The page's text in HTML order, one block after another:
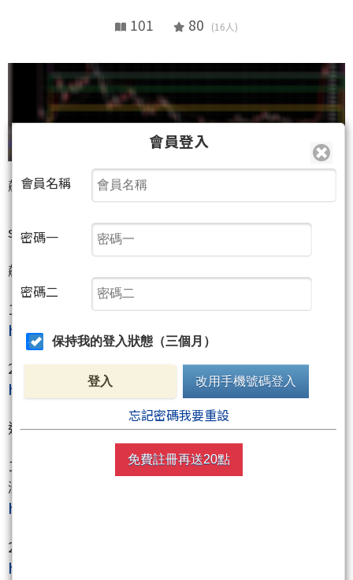
101 80 (16人)
飆股狂想曲─家登(3680)
stockliao自訂戶專屬選股，帶你走進飆股的狂想世界
飆股狂想曲系列飆股:
1.飆股狂想曲─楠梓電(2316)
https://www.wearn.com/bbs/t1007136.html
2.飆股狂想曲─和進(3191)
https://www.wearn.com/bbs/t1007139.html
近期精采好文回顧:
1. 我們與飆股的距離: 從22.8漲到62.8接近200%的飆
漲!!
https://www.wearn.com/bbs/t1005734.html
2. 你知道的一切都是假的: 主流論述與獨門絕技的辯證
https://www.wearn.com/bbs/t995726.html
會員登入
會員名稱
密碼一
密碼二
保持我的登入狀態（三個月）
登入 改用手機號碼登入
忘記密碼我要重設
免費註冊再送20點